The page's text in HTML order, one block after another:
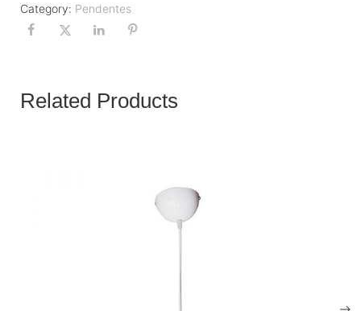
Category: Pendentes
Related Products